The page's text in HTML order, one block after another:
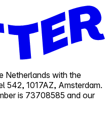
Netherlands with the
542, 1017AZ, Amsterdam.
is 73708585 and our